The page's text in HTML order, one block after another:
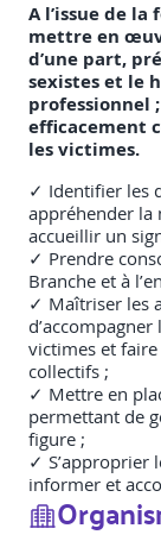
A l’issue de
mettre en
d’une part,
sexistes et le
professionnel
efficacement
les victimes.
✓ Identifier les
appréhender la
accueillir un
✓ Prendre
Branche et à
✓ Maîtriser les
victimes et
collectifs ;
✓ Mettre en
permettant de
figure ;
✓ S’approprier
informer et